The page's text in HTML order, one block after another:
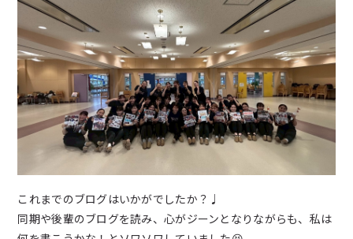
よくあるご質問
女子チアダンス部諸規定
プライバシーポリシー
これまでのブログはいかがでしたか？♩
同期や後輩のブログを読み、心がジーンとなりながらも、私は